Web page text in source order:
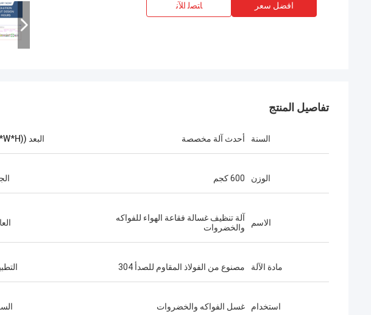
افضل سعر ﺎﺘﺼﻟ ﺍﻶﻧ
تفاصيل المنتج
السنة أحدث آلة مخصصة البعد ((L*W*H)
الوزن 600 كجم
الاسم
آلة تنظيف غسالة فقاعة الهواء للفواكه
والخضروات
مادة الآلة مصنوع من الفولاذ المقاوم للصدأ 304
استخدام غسل الفواكه والخضروات